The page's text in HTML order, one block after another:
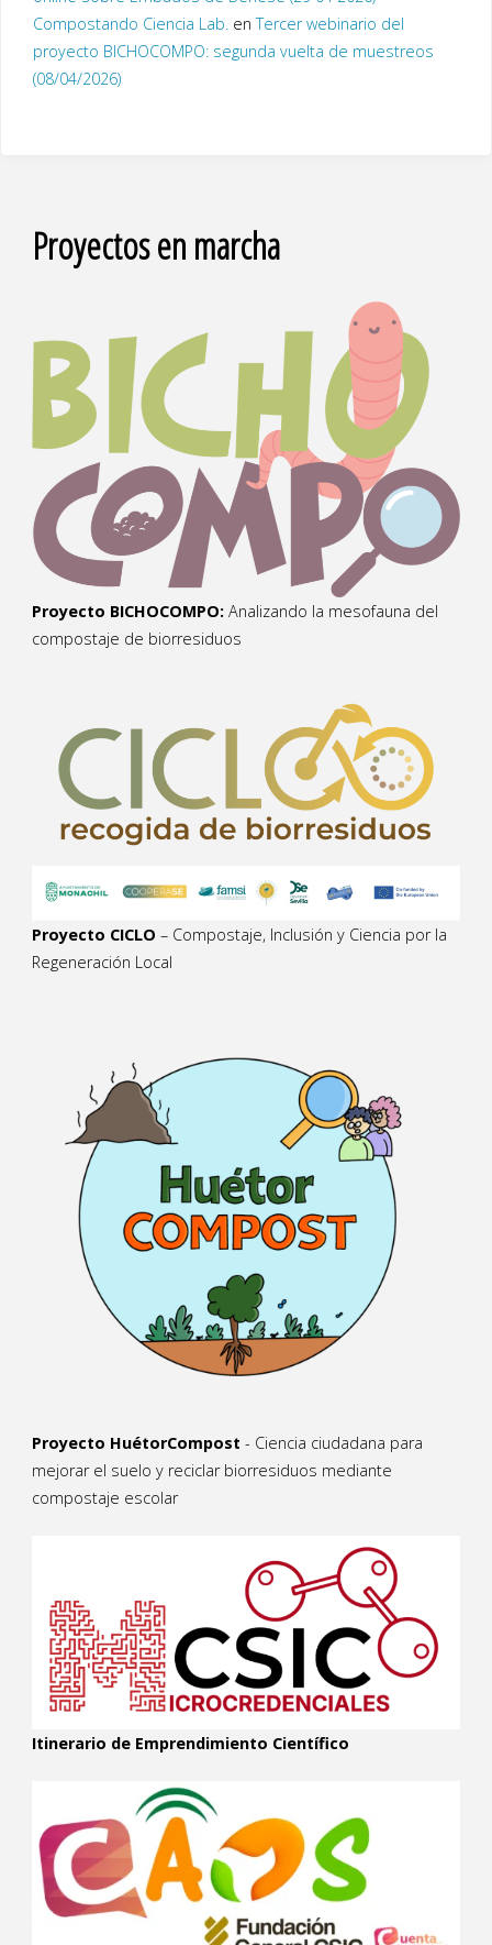
Compostando Ciencia Lab. enTercer webinario del
proyecto BICHOCOMPO: segunda vuelta de muestreos
(08/04/2026)
Proyectos en marcha
Proyecto BICHOCOMPO: Analizando la mesofauna del
compostaje de biorresiduos
Proyecto CICLO – Compostaje, Inclusión y Ciencia por la
Regeneración Local
Proyecto HuétorCompost - Ciencia ciudadana para
mejorar el suelo y reciclar biorresiduos mediante
compostaje escolar
Itinerario de Emprendimiento Científico